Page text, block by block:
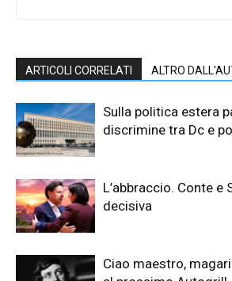
ARTICOLI CORRELATI ALTRO
Sulla politica estera
discrimine tra Dc e
L’abbraccio. Conte e
decisiva
Ciao maestro,